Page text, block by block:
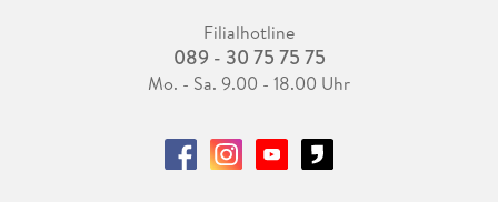
Filialhotline
089 - 30 75 75 75
Mo. - Sa. 9.00 - 18.00 Uhr